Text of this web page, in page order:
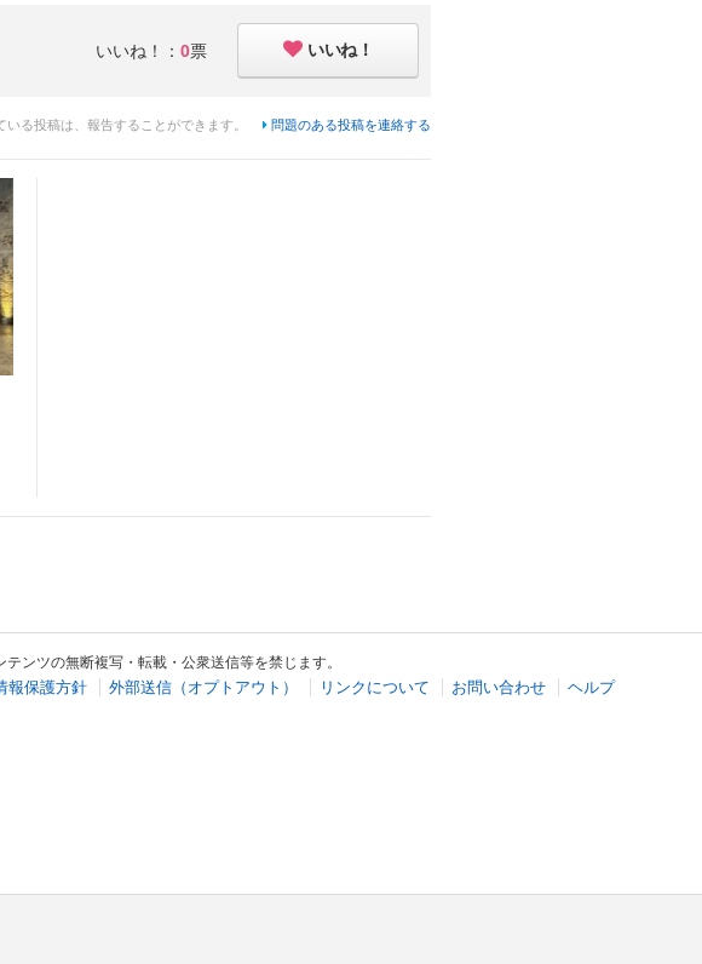
いいね！： 0票 いいね！
いる投稿は、報告することができます。 問題のある投稿を連絡する
ンツの無断複写・転載・公衆送信等を禁じます。
報保護方針 外部送信（オプトアウト） リンクについて お問い合わせ ヘルプ